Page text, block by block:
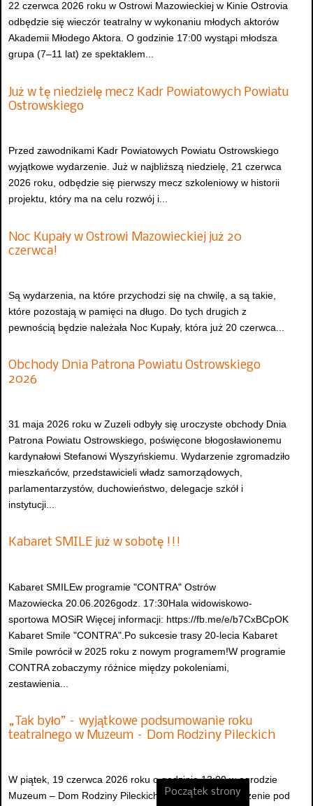
22 czerwca 2026 roku w Ostrowi Mazowieckiej w Kinie Ostrovia
odbędzie się wieczór teatralny w wykonaniu młodych aktorów
Akademii Młodego Aktora. O godzinie 17:00 wystąpi młodsza
grupa (7–11 lat) ze spektaklem...
Już w tę niedzielę mecz Kadr Powiatowych Powiatu
Ostrowskiego
Przed zawodnikami Kadr Powiatowych Powiatu Ostrowskiego
wyjątkowe wydarzenie. Już w najbliższą niedzielę, 21 czerwca
2026 roku, odbędzie się pierwszy mecz szkoleniowy w historii
projektu, który ma na celu rozwój i...
Noc Kupały w Ostrowi Mazowieckiej już 20
czerwca!
Są wydarzenia, na które przychodzi się na chwilę, a są takie,
które pozostają w pamięci na długo. Do tych drugich z
pewnością będzie należała Noc Kupały, która już 20 czerwca...
Obchody Dnia Patrona Powiatu Ostrowskiego
2026
31 maja 2026 roku w Zuzeli odbyły się uroczyste obchody Dnia
Patrona Powiatu Ostrowskiego, poświęcone błogosławionemu
kardynałowi Stefanowi Wyszyńskiemu. Wydarzenie zgromadziło
mieszkańców, przedstawicieli władz samorządowych,
parlamentarzystów, duchowieństwo, delegacje szkół i
instytucji...
Kabaret SMILE już w sobotę !!!
Kabaret SMILEw programie "CONTRA" Ostrów
Mazowiecka 20.06.2026godz. 17:30Hala widowiskowo-
sportowa MOSiR Więcej informacji: https://fb.me/e/b7CxBCpOK
Kabaret Smile "CONTRA".Po sukcesie trasy 20-lecia Kabaret
Smile powrócił w 2025 roku z nowym programem!W programie
CONTRA zobaczymy różnice między pokoleniami,
zestawienia...
„Tak było” – wyjątkowe podsumowanie roku
teatralnego w Muzeum – Dom Rodziny Pileckich
W piątek, 19 czerwca 2026 roku o godzinie 13:00 w ogrodzie
Muzeum – Dom Rodziny Pileckich odbędzie się wydarzenie pod
Początek strony